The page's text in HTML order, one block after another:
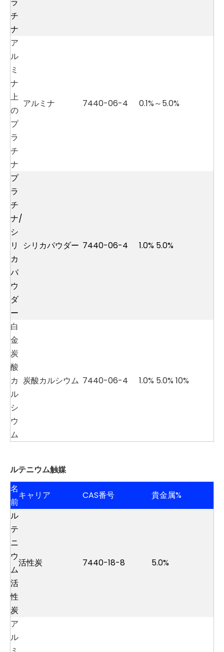
チ
ナ
ア
ル
ミ
ナ
上
の
プ
ラ
チ
ナ
アルミナ 7440-06-4 0.1%～5.0%
プ
ラ
チ
ナ/
シ
リ
カ
パ
ウ
ダ
ー
シリカパウダー 7440-06-4 1.0% 5.0%
白
金
炭
酸
カ
ル
シ
ウ
ム
炭酸カルシウム 7440-06-4 1.0% 5.0% 10%
ルテニウム触媒
名
前
キャリア CAS番号
貴金属%
ル
テ
ニ
ウ
ム
活
性
炭
活性炭 7440-18-8 5.0%
ア
ル